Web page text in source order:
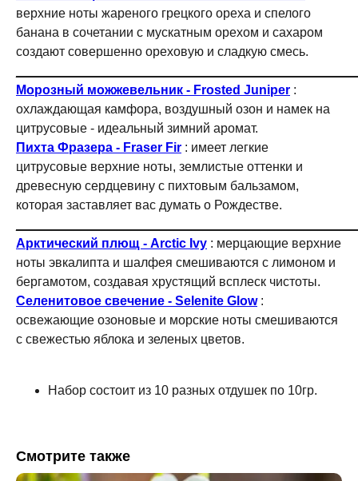
верхние ноты жареного грецкого ореха и спелого
банана в сочетании с мускатным орехом и сахаром
создают совершенно ореховую и сладкую смесь.
Морозный можжевельник - Frosted Juniper :
охлаждающая камфора, воздушный озон и намек на
цитрусовые - идеальный зимний аромат.
Пихта Фразера - Fraser Fir : имеет легкие
цитрусовые верхние ноты, землистые оттенки и
древесную сердцевину с пихтовым бальзамом,
которая заставляет вас думать о Рождестве.
Арктический плющ - Arctic Ivy : мерцающие верхние
ноты эвкалипта и шалфея смешиваются с лимоном и
бергамотом, создавая хрустящий всплеск чистоты.
Селенитовое свечение - Selenite Glow:
освежающие озоновые и морские ноты смешиваются
с свежестью яблока и зеленых цветов.
Набор состоит из 10 разных отдушек по 10гр.
Смотрите также
Отдушки О нас